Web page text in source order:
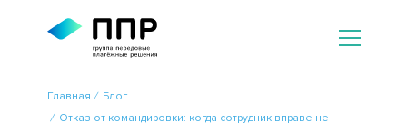
Главная
Блог
Отказ от командировки: когда сотрудник вправе не